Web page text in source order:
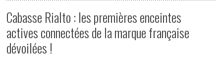
Cabasse Rialto : les premières enceintes
actives connectées de la marque française
dévoilées !